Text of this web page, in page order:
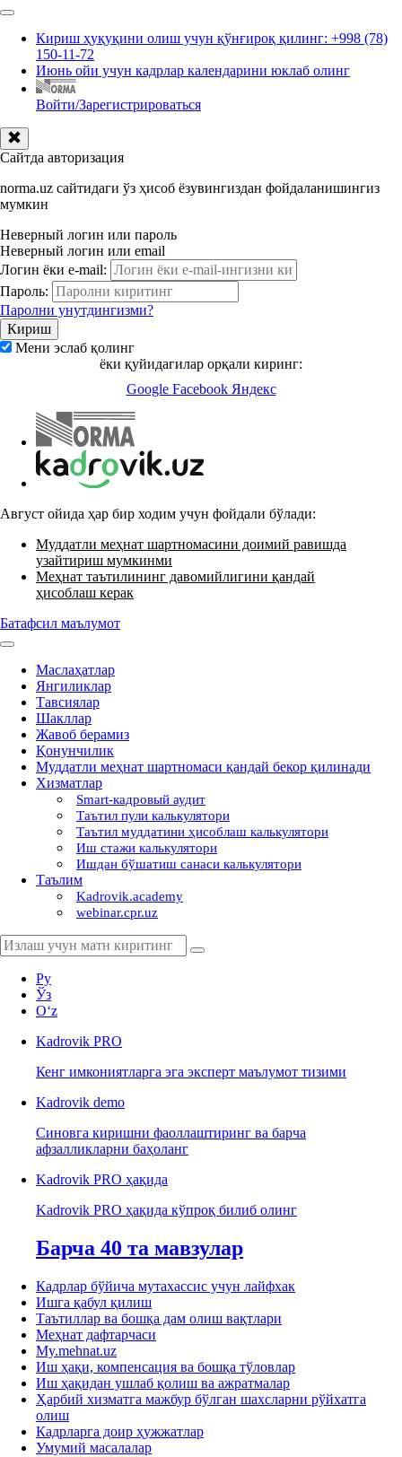
Кириш ҳуқуқини олиш учун қўнғироқ қилинг: +998 (78)
150-11-72
Июнь ойи учун кадрлар календарини юклаб олинг
Войти/Зарегистрироваться
Сайтда авторизация
norma.uz сайтидаги ўз ҳисоб ёзувингиздан фойдаланишингиз
мумкин
Неверный логин или пароль
Неверный логин или email
Логин ёки e-mail:
Пароль:
Паролни унутдингизми?
Мени эслаб қолинг
ёки қуйидагилар орқали киринг:
Google Facebook Яндекс
Август ойида ҳар бир ходим учун фойдали бўлади:
Муддатли меҳнат шартномасини доимий равишда
узайтириш мумкинми
Меҳнат таътилининг давомийлигини қандай
ҳисоблаш керак
Батафсил маълумот
Маслаҳатлар
Янгиликлар
Тавсиялар
Шакллар
Жавоб берамиз
Қонунчилик
Муддатли меҳнат шартномаси қандай бекор қилинади
Хизматлар
Smart-кадровый аудит
Таътил пули калькулятори
Таътил муддатини ҳисоблаш калькулятори
Иш стажи калькулятори
Ишдан бўшатиш санаси калькулятори
Таълим
Kadrovik.academy
webinar.cpr.uz
Ру
Ўз
Oʻz
Kadrovik PRO
Кенг имкониятларга эга эксперт маълумот тизими
Kadrovik demo
Синовга киришни фаоллаштиринг ва барча
афзалликларни баҳоланг
Kadrovik PRO ҳақида
Kadrovik PRO ҳақида кўпроқ билиб олинг
Барча 40 та мавзулар
Кадрлар бўйича мутахассис учун лайфхак
Ишга қабул қилиш
Таътиллар ва бошқа дам олиш вақтлари
Меҳнат дафтарчаси
My.mehnat.uz
Иш ҳақи, компенсация ва бошқа тўловлар
Иш ҳақидан ушлаб қолиш ва ажратмалар
Ҳарбий хизматга мажбур бўлган шахсларни рўйхатга
олиш
Кадрларга доир ҳужжатлар
Умумий масалалар